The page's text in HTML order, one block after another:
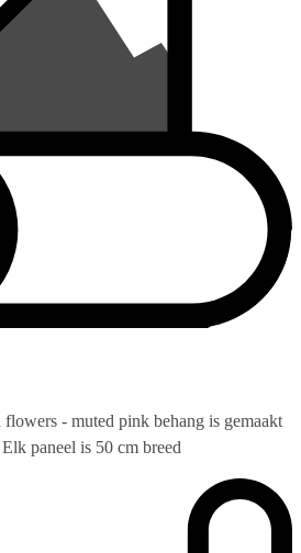
flowers - muted pink behang is gemaakt
paneel is 50 cm breed